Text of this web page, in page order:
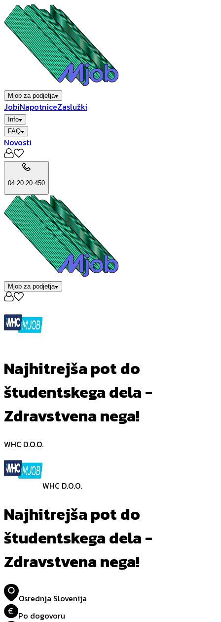
Mjob za podjetja
JobiNapotniceZaslužki
Info
FAQ
Novosti
04 20 20 450
Mjob za podjetja
Najhitrejša pot do
študentskega dela -
Zdravstvena nega!
WHC D.O.O.
WHC D.O.O.
Najhitrejša pot do
študentskega dela -
Zdravstvena nega!
Osrednja Slovenija
€ Po dogovoru